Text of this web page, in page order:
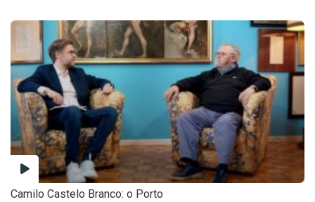
Camilo Castelo Branco: o Porto